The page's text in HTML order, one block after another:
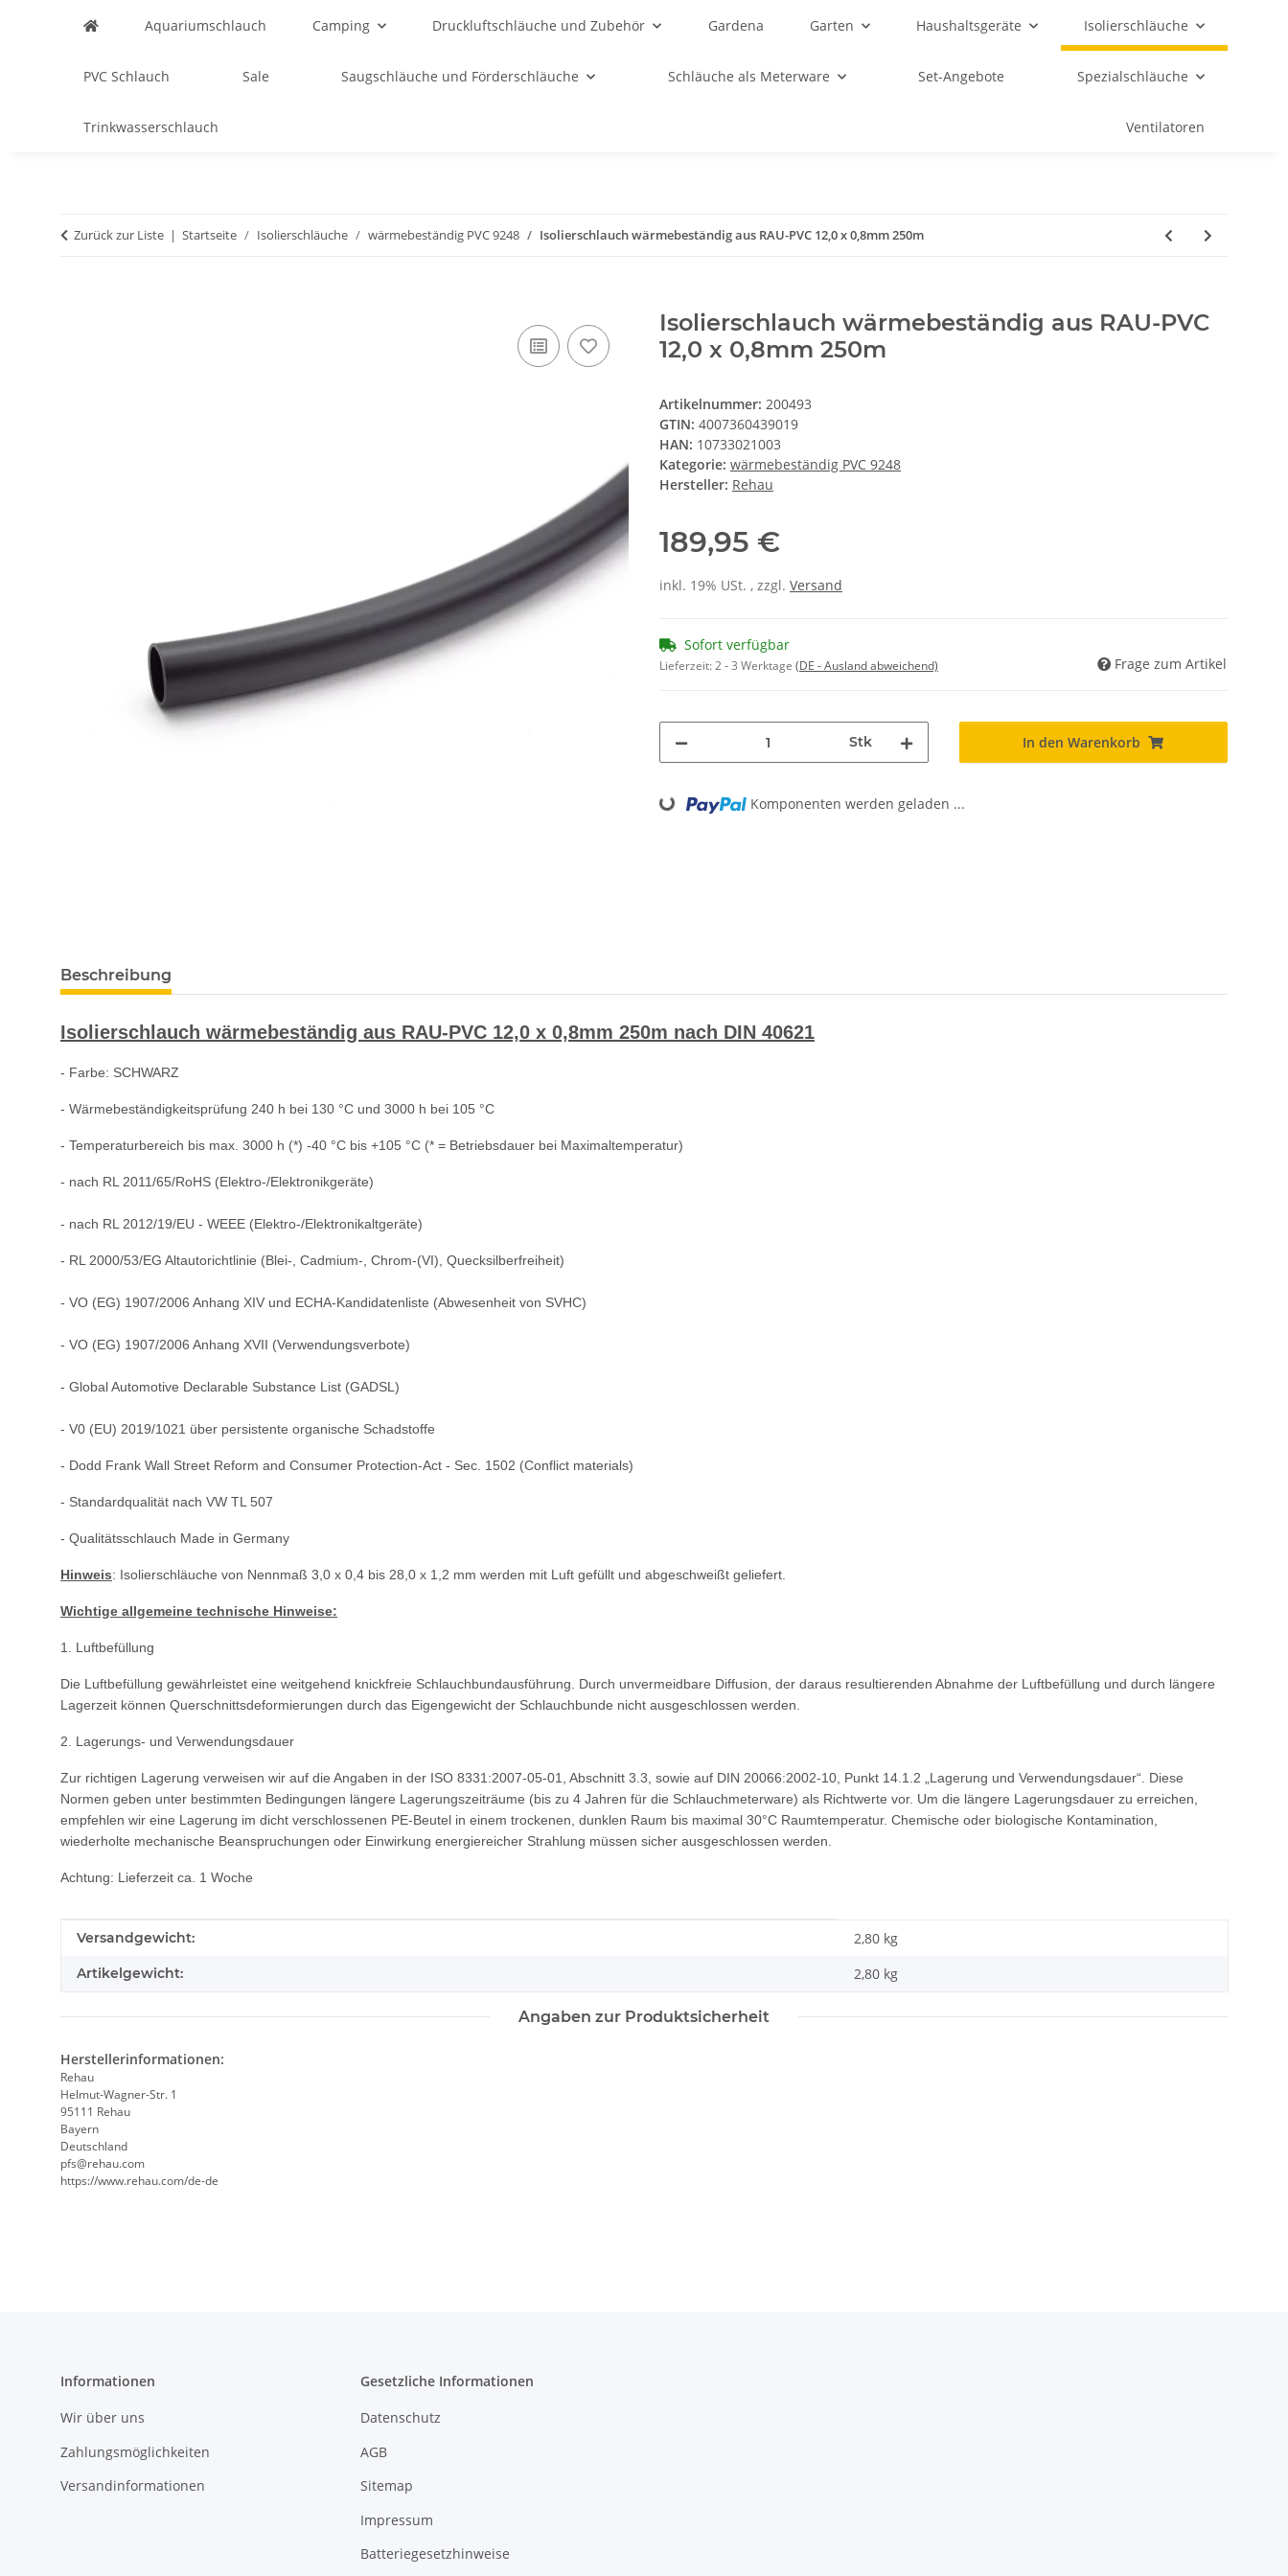
Aquariumschlauch Camping Druckluftschläuche und Zubehör Gardena Garten Haushaltsgeräte Isolierschläuche
PVC Schlauch Sale Saugschläuche und Förderschläuche Schläuche als Meterware Set-Angebote Spezialschläuche
Trinkwasserschlauch Ventilatoren
Zurück zur Liste Startseite Isolierschläuche wärmebeständig PVC 9248 Isolierschlauch wärmebeständig aus RAU-PVC 12,0 x 0,8mm 250m
Isolierschlauch wärmebeständig aus RAU-PVC
12,0 x 0,8mm 250m
Artikelnummer: 200493
GTIN: 4007360439019
HAN: 10733021003
Kategorie: wärmebeständig PVC 9248
Hersteller: Rehau
189,95 €
inkl. 19% USt. , zzgl. Versand
Sofort verfügbar
Lieferzeit:2 - 3 Werktage (DE - Ausland abweichend) Frage zum Artikel
Stk In den Warenkorb
Loading... Komponenten werden geladen ...
Beschreibung
Isolierschlauch wärmebeständig aus RAU-PVC 12,0 x 0,8mm 250m nach DIN 40621
- Farbe: SCHWARZ
- Wärmebeständigkeitsprüfung 240 h bei 130 °C und 3000 h bei 105 °C
- Temperaturbereich bis max. 3000 h (*) -40 °C bis +105 °C (* = Betriebsdauer bei Maximaltemperatur)
- nach RL 2011/65/RoHS (Elektro-/Elektronikgeräte)
- nach RL 2012/19/EU - WEEE (Elektro-/Elektronikaltgeräte)
- RL 2000/53/EG Altautorichtlinie (Blei-, Cadmium-, Chrom-(VI), Quecksilberfreiheit)
- VO (EG) 1907/2006 Anhang XIV und ECHA-Kandidatenliste (Abwesenheit von SVHC)
- VO (EG) 1907/2006 Anhang XVII (Verwendungsverbote)
- Global Automotive Declarable Substance List (GADSL)
- V0 (EU) 2019/1021 über persistente organische Schadstoffe
- Dodd Frank Wall Street Reform and Consumer Protection-Act - Sec. 1502 (Conflict materials)
- Standardqualität nach VW TL 507
- Qualitätsschlauch Made in Germany
Hinweis: Isolierschläuche von Nennmaß 3,0 x 0,4 bis 28,0 x 1,2 mm werden mit Luft gefüllt und abgeschweißt geliefert.
Wichtige allgemeine technische Hinweise:
1. Luftbefüllung
Die Luftbefüllung gewährleistet eine weitgehend knickfreie Schlauchbundausführung. Durch unvermeidbare Diffusion, der daraus resultierenden Abnahme der Luftbefüllung und durch längere
Lagerzeit können Querschnittsdeformierungen durch das Eigengewicht der Schlauchbunde nicht ausgeschlossen werden.
2. Lagerungs- und Verwendungsdauer
Zur richtigen Lagerung verweisen wir auf die Angaben in der ISO 8331:2007-05-01, Abschnitt 3.3, sowie auf DIN 20066:2002-10, Punkt 14.1.2 „Lagerung und Verwendungsdauer“. Diese
Normen geben unter bestimmten Bedingungen längere Lagerungszeiträume (bis zu 4 Jahren für die Schlauchmeterware) als Richtwerte vor. Um die längere Lagerungsdauer zu erreichen,
empfehlen wir eine Lagerung im dicht verschlossenen PE-Beutel in einem trockenen, dunklen Raum bis maximal 30°C Raumtemperatur. Chemische oder biologische Kontamination,
wiederholte mechanische Beanspruchungen oder Einwirkung energiereicher Strahlung müssen sicher ausgeschlossen werden.
Achtung: Lieferzeit ca. 1 Woche
Produkteigenschaft
Wert
Versandgewicht: 2,80 kg
Artikelgewicht: 2,80 kg
Angaben zur Produktsicherheit
Herstellerinformationen:
Rehau
Helmut-Wagner-Str. 1
95111 Rehau
Bayern
Deutschland
pfs@rehau.com
https://www.rehau.com/de-de
Informationen
Wir über uns
Zahlungsmöglichkeiten
Versandinformationen
Gesetzliche Informationen
Datenschutz
AGB
Sitemap
Impressum
Batteriegesetzhinweise